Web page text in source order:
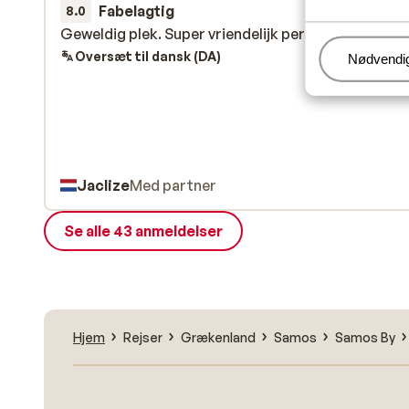
8.0 Fabelagtig
Geweldig plek. Super vriendelijk personeel
Geweldig plek. Super vriendelijk personeel
Oversæt til dansk (DA)
JaclizeMed partner
Se alle 43 anmeldelser
Hjem Rejser Grækenland Samos Samos By